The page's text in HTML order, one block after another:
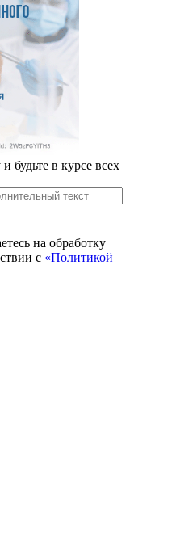
будьте в курсе всех
на обработку
с «Политикой